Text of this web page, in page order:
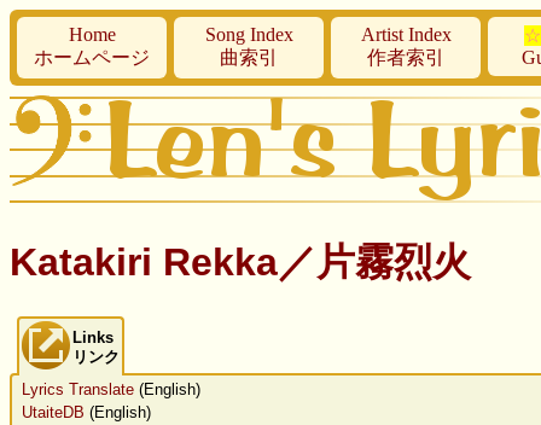
Home
ホームページ
Song Index
曲索引
Artist Index
作者索引
Katakiri Rekka／片霧烈火
Links
リンク
Lyrics Translate (English)
UtaiteDB (English)